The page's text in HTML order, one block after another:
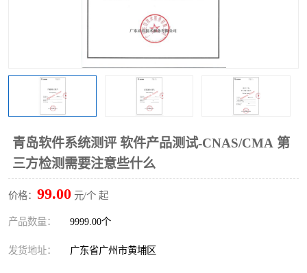
青岛软件系统测评 软件产品测试-CNAS/CMA 第
三方检测需要注意些什么
价格： 99.00 元/个 起
产品数量： 9999.00个
发货地址： 广东省广州市黄埔区